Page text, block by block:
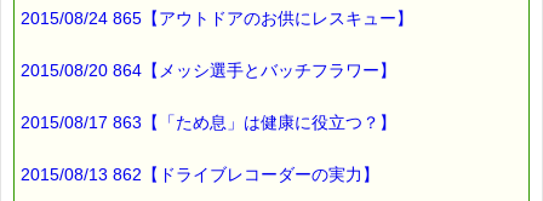
音声で操作する機能が
付いているものがあって
運転しながらの操作には
人と会話できるロボットが
2015/08/24 865【アウトドアのお供にレスキュー】
2015/08/20 864【メッシ選手とバッチフラワー】
2015/08/17 863【「ため息」は健康に役立つ？】
2015/08/13 862【ドライブレコーダーの実力】